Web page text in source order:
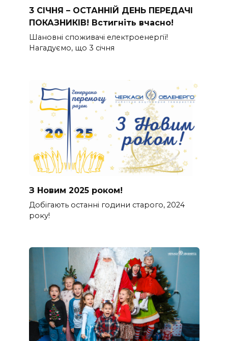
3 СІЧНЯ – ОСТАННІЙ ДЕНЬ ПЕРЕДАЧІ
ПОКАЗНИКІВ! Встигніть вчасно!
Шановні споживачі електроенергії!
Нагадуємо, що 3 січня
З Новим 2025 роком!
Добігають останні години старого, 2024
року!